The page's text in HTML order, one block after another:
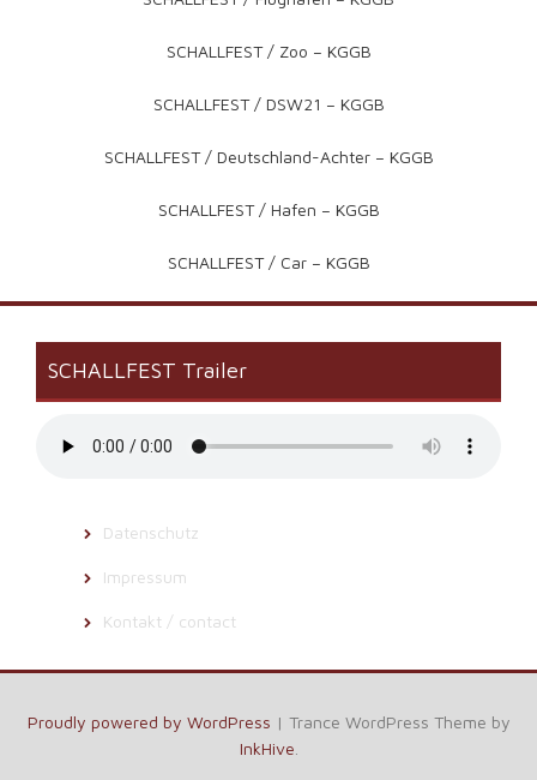
SCHALLFEST / Zoo – KGGB
SCHALLFEST / DSW21 – KGGB
SCHALLFEST / Deutschland-Achter – KGGB
SCHALLFEST / Hafen – KGGB
SCHALLFEST / Car – KGGB
SCHALLFEST Trailer
Datenschutz
Impressum
Kontakt / contact
Proudly powered by WordPress | Trance WordPress Theme by
InkHive